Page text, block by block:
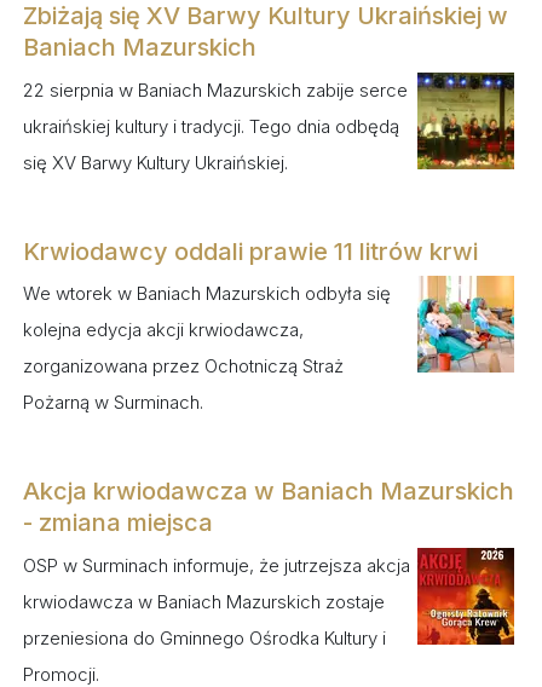
Zbiżają się XV Barwy Kultury Ukraińskiej w
Baniach Mazurskich
22 sierpnia w Baniach Mazurskich zabije serce
ukraińskiej kultury i tradycji. Tego dnia odbędą
się XV Barwy Kultury Ukraińskiej.
Krwiodawcy oddali prawie 11 litrów krwi
We wtorek w Baniach Mazurskich odbyła się
kolejna edycja akcji krwiodawcza,
zorganizowana przez Ochotniczą Straż
Pożarną w Surminach.
Akcja krwiodawcza w Baniach Mazurskich
- zmiana miejsca
OSP w Surminach informuje, że jutrzejsza akcja
krwiodawcza w Baniach Mazurskich zostaje
przeniesiona do Gminnego Ośrodka Kultury i
Promocji.